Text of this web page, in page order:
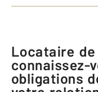
Locataire de longue date ou pour la première fois en résidence principale,
obligations